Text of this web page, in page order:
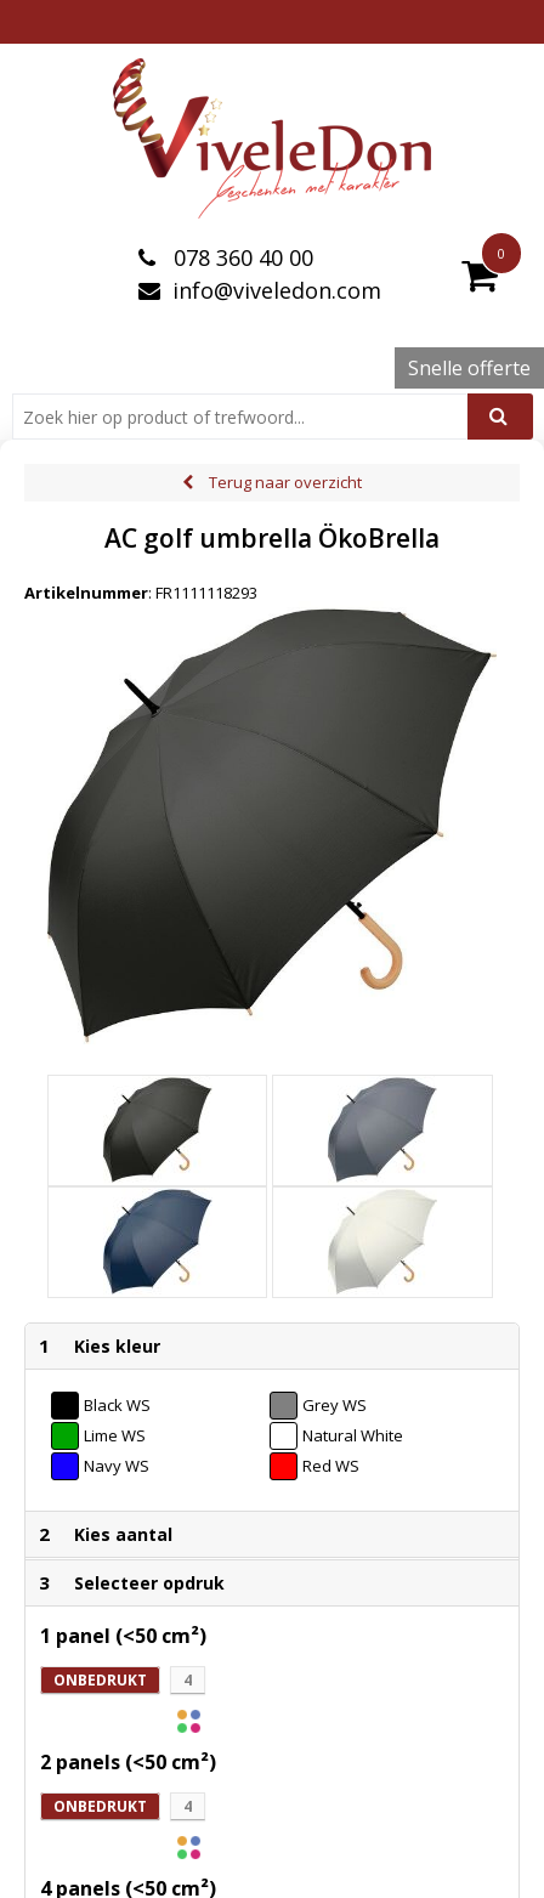
0
078 360 40 00
info@viveledon.com
Snelle offerte
Terug naar overzicht
AC golf umbrella ÖkoBrella
Artikelnummer: FR1111118293
1 Kies kleur
Black WS
Grey WS
Lime WS
Natural White
WS
Navy WS Red WS
2 Kies aantal
3 Selecteer opdruk
1 panel (<50 cm²)
ONBEDRUKT 4
2 panels (<50 cm²)
ONBEDRUKT 4
4 panels (<50 cm²)